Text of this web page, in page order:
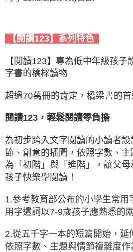
【閱讀123】系列特色
【閱讀123】專為低中年級孩
字書的橋樑讀物
超過70萬冊的肯定，橋梁書的首
閱讀123，輕鬆閱讀零負擔
為初步跨入文字閱讀的小讀者
節、創意的插圖，依照字數、
為「初階」與「進階」，讓父
孩子快樂學閱讀！
1.參考教育部公布的小學生常用
用字遣詞以7-9歲孩子應熟悉的
2.從五千字一本的短篇開始，延
依照字數、主題與情節複雜度作